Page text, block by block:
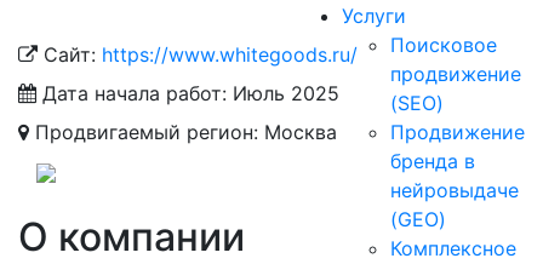
Услуги
Поисковое
продвижение
(SEO)
Продвижение
бренда в
нейровыдаче
(GEO)
Комплексное
Сайт: https://www.whitegoods.ru/
Дата начала работ: Июль 2025
Продвигаемый регион: Москва
О компании